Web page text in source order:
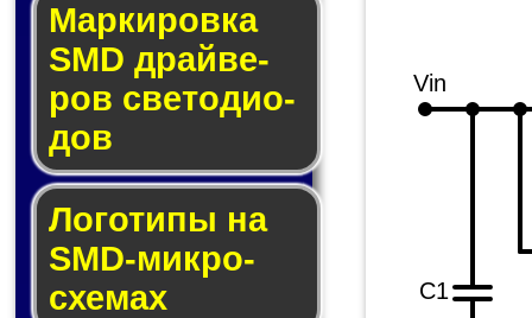
Маркировка
SMD драй­ве­
ров све­то­ди­о­
дов
Логотипы на
SMD-мик­ро­
схе­мах
C1
Vin